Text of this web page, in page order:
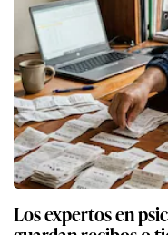
Los expertos en